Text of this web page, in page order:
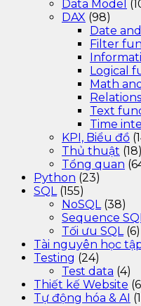
Data Model
DAX (98)
Date
Filter
Logical
Math
Text
Time
KPI, Biểu đồ
Thủ thuật (18)
Tổng quan
Python (23)
SQL(155)
NoSQL(38)
Sequence
Tối ưu SQL(6)
Tài nguyên học
Testing (24)
Test data (4)
Thiết kế Website
Tự động hóa & AI